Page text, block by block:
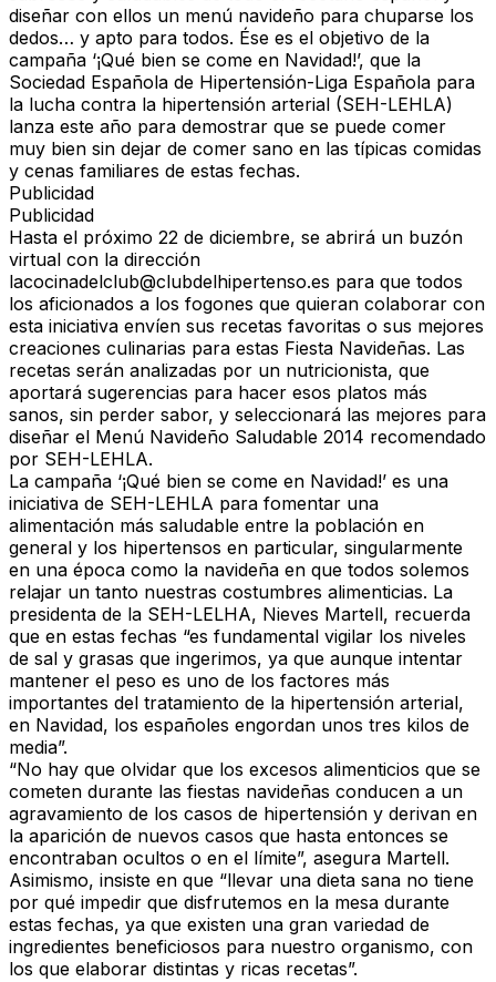
diseñar con ellos un menú navideño para chuparse los
dedos… y apto para todos. Ése es el objetivo de la
campaña ‘¡Qué bien se come en Navidad!’, que la
Sociedad Española de Hipertensión-Liga Española para
la lucha contra la hipertensión arterial (SEH-LEHLA)
lanza este año para demostrar que se puede comer
muy bien sin dejar de comer sano en las típicas comidas
y cenas familiares de estas fechas.
Publicidad
Publicidad
Hasta el próximo 22 de diciembre, se abrirá un buzón
virtual con la dirección
lacocinadelclub@clubdelhipertenso.es para que todos
los aficionados a los fogones que quieran colaborar con
esta iniciativa envíen sus recetas favoritas o sus mejores
creaciones culinarias para estas Fiesta Navideñas. Las
recetas serán analizadas por un nutricionista, que
aportará sugerencias para hacer esos platos más
sanos, sin perder sabor, y seleccionará las mejores para
diseñar el Menú Navideño Saludable 2014 recomendado
por SEH-LEHLA.
La campaña ‘¡Qué bien se come en Navidad!’ es una
iniciativa de SEH-LEHLA para fomentar una
alimentación más saludable entre la población en
general y los hipertensos en particular, singularmente
en una época como la navideña en que todos solemos
relajar un tanto nuestras costumbres alimenticias. La
presidenta de la SEH-LELHA, Nieves Martell, recuerda
que en estas fechas “es fundamental vigilar los niveles
de sal y grasas que ingerimos, ya que aunque intentar
mantener el peso es uno de los factores más
importantes del tratamiento de la hipertensión arterial,
en Navidad, los españoles engordan unos tres kilos de
media”.
“No hay que olvidar que los excesos alimenticios que se
cometen durante las fiestas navideñas conducen a un
agravamiento de los casos de hipertensión y derivan en
la aparición de nuevos casos que hasta entonces se
encontraban ocultos o en el límite”, asegura Martell.
Asimismo, insiste en que “llevar una dieta sana no tiene
por qué impedir que disfrutemos en la mesa durante
estas fechas, ya que existen una gran variedad de
ingredientes beneficiosos para nuestro organismo, con
los que elaborar distintas y ricas recetas”.